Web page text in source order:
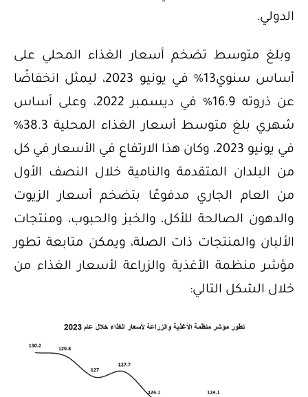
الدولي.
وبلغ متوسط تضخم أسعار الغذاء المحلي على
أساس سنوي13% في يونيو 2023، ليمثل انخفاضًا
عن ذروته 16.9% في ديسمبر 2022، وعلى أساس
شهري بلغ متوسط أسعار الغذاء المحلية 38.3%
في يونيو 2023، وكان هذا الارتفاع في الأسعار في كل
من البلدان المتقدمة والنامية خلال النصف الأول
من العام الجاري مدفوعًا بتضخم أسعار الزيوت
والدهون الصالحة للأكل، والخبز والحبوب، ومنتجات
الألبان والمنتجات ذات الصلة، ويمكن متابعة تطور
مؤشر منظمة الأغذية والزراعة لأسعار الغذاء من
خلال الشكل التالي: